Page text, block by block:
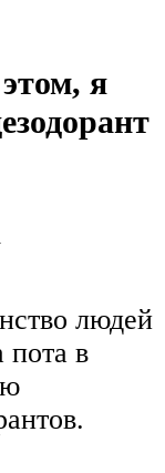
я
людей
пота в